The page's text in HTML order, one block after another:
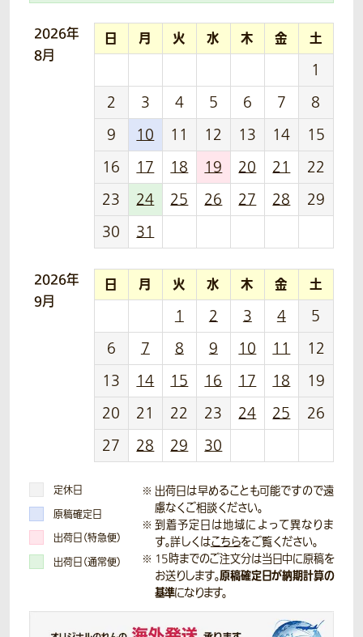
2026年
8月
日 月 火 水 木 金 土
1
2
3 4 5 6 7
8
9
10 11 12 13 14
15
16
17 18 19 20 21
22
23
24 25 26 27 28
29
30
31
2026年
9月
日 月 火 水 木 金 土
1 2 3 4
5
6
7 8 9 10 11
12
13
14 15 16 17 18
19
20
21 22 23 24 25
26
27
28 29 30
定休日
原稿確定日
出荷日（特急便）
出荷日（通常便）
出荷日は早めることも可能ですので遠
慮なくご相談ください。
到着予定日は地域によって異なりま
す。詳しくはこちらをご覧ください。
15時までのご注文分は当日中に原稿を
お送りします。原稿確定日が納期計算の
基準になります。